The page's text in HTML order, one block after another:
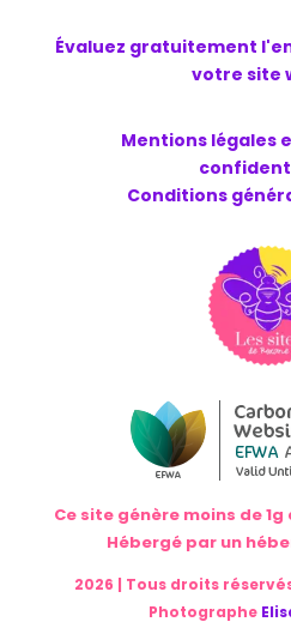
Évaluez gratuitement
votre site
Mentions légales
Conditions
Ce site génère moins de
Hébergé par un
2026 | Tous droits
Photographe